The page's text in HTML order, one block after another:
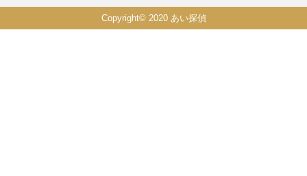
Copyright© 2020 あい探偵